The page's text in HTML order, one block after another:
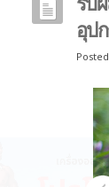
อุป